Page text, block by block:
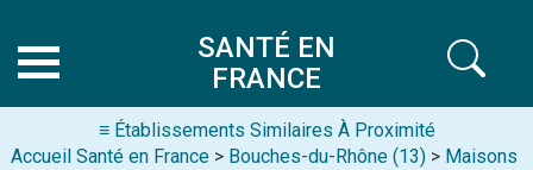
SANTÉ EN
FRANCE
≡ Établissements Similaires À Proximité
Accueil Santé en France > Bouches-du-Rhône (13) > Maisons